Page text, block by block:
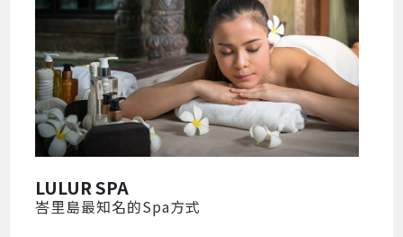
LULUR SPA
峇里島最知名的Spa方式